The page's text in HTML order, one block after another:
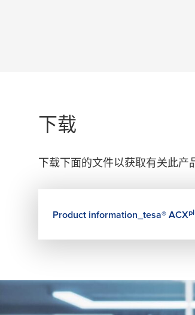
下载
下载下面的文件以获取有关此产
Product information_ tesa® ACX